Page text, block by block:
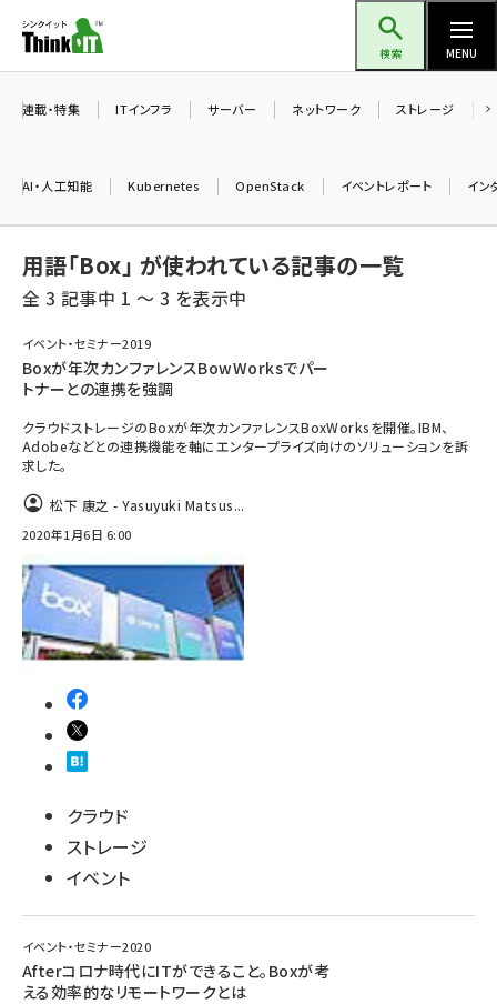
ン
ツ
検索 MENU
加藤銘のチーム貢献～仲間と築いた勝利の絆～ (2329)
北海道をのんびり旅する晴山佳須夫のヒント集！ (2050)
genai (1494)
abc123 (1371)
ai crunch (1365)
連載・特集 ITインフラ サーバー ネットワーク ストレージ
AI・人工知能 Kubernetes OpenStack イベントレポート イン
用語「Box」 が使われている記事の一覧
全 3 記事中 1 ～ 3 を表示中
イベント・セミナー2019
Boxが年次カンファレンスBowWorksでパー
トナーとの連携を強調
クラウドストレージのBoxが年次カンファレンスBoxWorksを開催。IBM、
Adobeなどとの連携機能を軸にエンタープライズ向けのソリューションを訴
求した。
松下 康之 - Yasuyuki Matsus...
2020年1月6日 6:00
クラウド
ストレージ
イベント
イベント・セミナー2020
Afterコロナ時代にITができること。Boxが考
える効率的なリモートワークとは